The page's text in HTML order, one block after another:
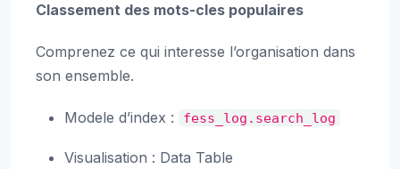
Classement des mots-cles populaires
Comprenez ce qui interesse l’organisation dans
son ensemble.
Modele d’index : fess_log.search_log
Visualisation : Data Table